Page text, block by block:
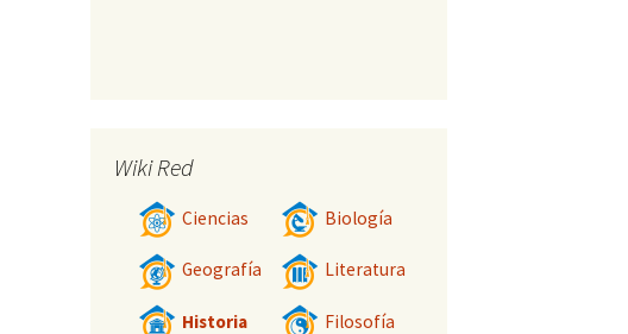
Wiki Red
Ciencias Biología
Geografía Literatura
Historia Filosofía